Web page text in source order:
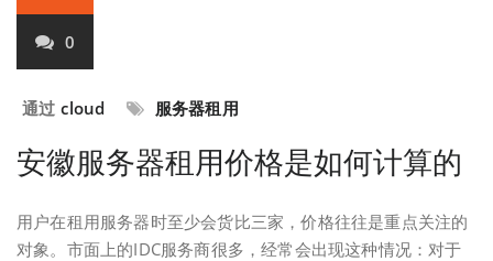
0
通过 cloud 服务器租用
安徽服务器租用价格是如何计算的
用户在租用服务器时至少会货比三家，价格往往是重点关注的
对象。市面上的IDC服务商很多，经常会出现这种情况：对于